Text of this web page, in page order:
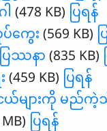
(478 KB) ပြရန်
ကွေး (569 KB)
ြဿနာ (835 KB)
(459 KB) ပြရန်
များကို မည်ကဲ့သို့
ပြရန်